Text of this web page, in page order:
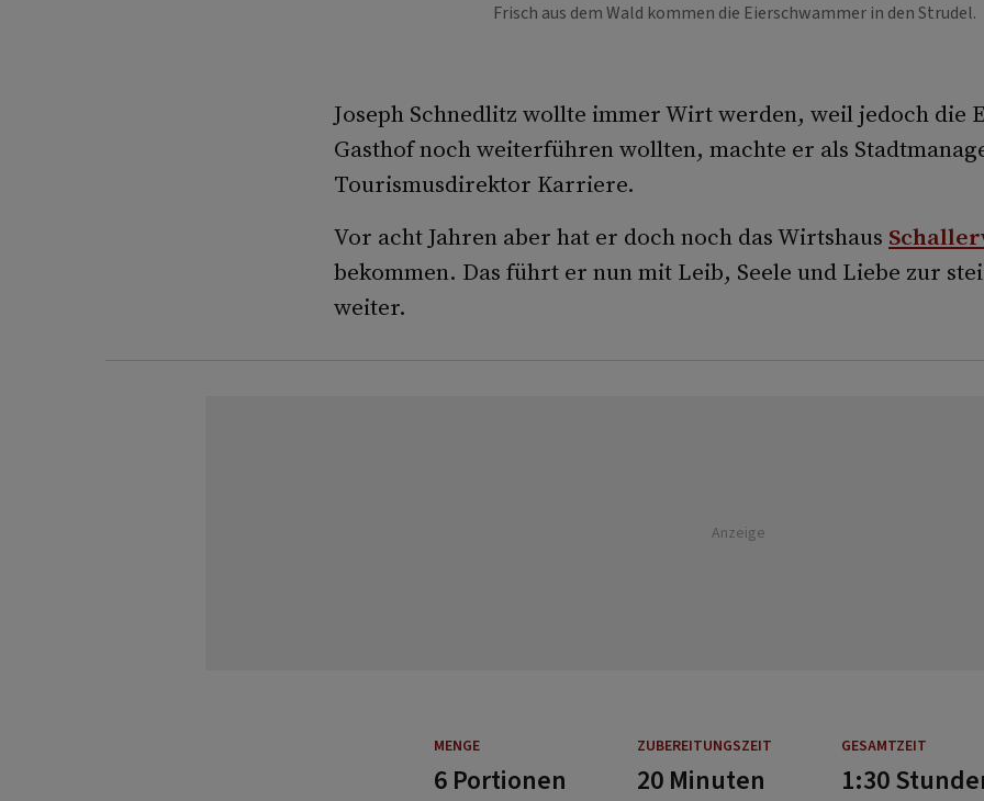
Frisch aus dem Wald kommen die Eierschwammer in den Strudel.
Joseph Schnedlitz wollte immer Wirt werden, weil jedoch die
Gasthof noch weiterführen wollten, machte er als
Tourismusdirektor Karriere.
Vor acht Jahren aber hat er doch noch das Wirtshaus
bekommen. Das führt er nun mit Leib, Seele und Liebe zur
weiter.
Anzeige
MENGE ZUBEREITUNGSZEIT GESAMTZEIT
6 Portionen 20 Minuten 1:30